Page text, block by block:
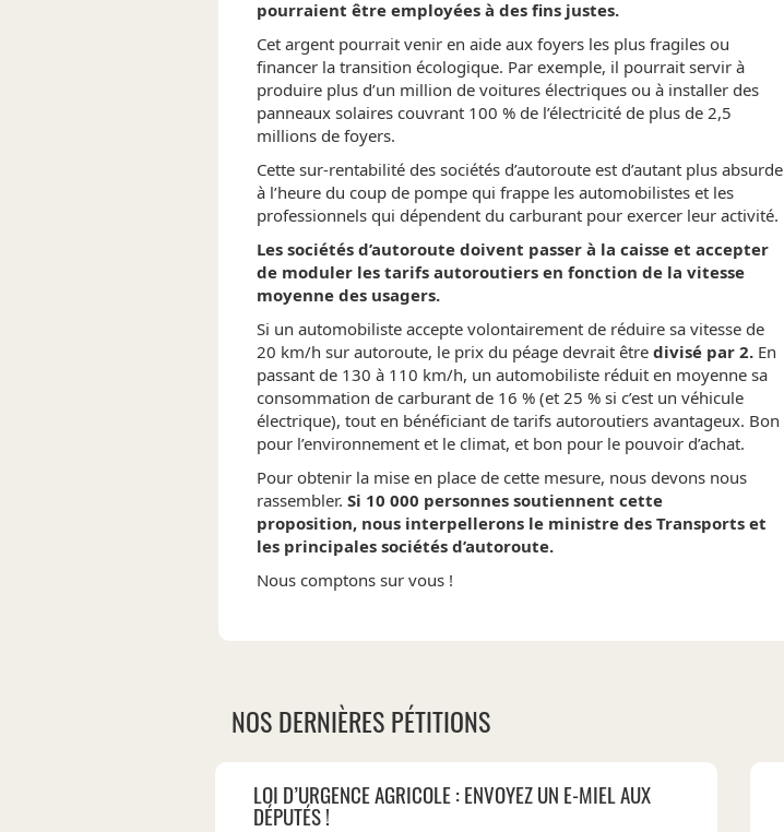
pourraient être employées à des fins justes.
Cet argent pourrait venir en aide aux foyers les plus fragiles ou
financer la transition écologique. Par exemple, il pourrait servir à
produire plus d’un million de voitures électriques ou à installer des
panneaux solaires couvrant 100 % de l’électricité de plus de 2,5
millions de foyers.
Cette sur-rentabilité des sociétés d’autoroute est d’autant plus absurde
à l’heure du coup de pompe qui frappe les automobilistes et les
professionnels qui dépendent du carburant pour exercer leur activité.
Les sociétés d’autoroute doivent passer à la caisse et accepter
de moduler les tarifs autoroutiers en fonction de la vitesse
moyenne des usagers.
Si un automobiliste accepte volontairement de réduire sa vitesse de
20 km/h sur autoroute, le prix du péage devrait êtredivisé par 2.En
passant de 130 à 110 km/h, un automobiliste réduit en moyenne sa
consommation de carburant de 16 % (et 25 % si c’est un véhicule
électrique), tout en bénéficiant de tarifs autoroutiers avantageux. Bon
pour l’environnement et le climat, et bon pour le pouvoir d’achat.
Pour obtenir la mise en place de cette mesure, nous devons nous
rassembler. Si 10 000 personnes soutiennent cette
proposition, nous interpellerons le ministre des Transports et
les principales sociétés d’autoroute.
Nous comptons sur vous !
NOS DERNIÈRES PÉTITIONS
LOI D’URGENCE AGRICOLE : ENVOYEZ UN E-MIEL AUX
DÉPUTÉS !